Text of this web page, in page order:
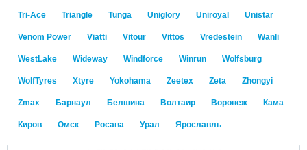
Tri-Ace Triangle Tunga Uniglory Uniroyal Unistar
Venom Power Viatti Vitour Vittos Vredestein Wanli
WestLake Wideway Windforce Winrun Wolfsburg
WolfTyres Xtyre Yokohama Zeetex Zeta Zhongyi
Zmax Барнаул Белшина Волтаир Воронеж Кама
Киров Омск Росава Урал Ярославль